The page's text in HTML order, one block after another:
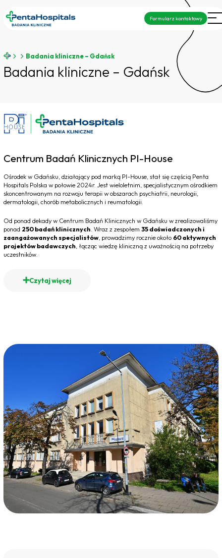
Formularz kontaktowy
Badania kliniczne – Gdańsk
Badania kliniczne – Gdańsk
Centrum Badań Klinicznych PI-House
Ośrodek w Gdańsku, działający pod marką PI-House, stał się częścią Penta
Hospitals Polska w połowie 2024r. Jest wieloletnim, specjalistycznym ośrodkiem
skoncentrowanym na rozwoju terapii w obszarach psychiatrii, neurologii,
dermatologii, chorób metabolicznych i reumatologii.
Od ponad dekady w Centrum Badań Klinicznych w Gdańsku w zrealizowaliśmy
ponad 250 badań klinicznych . Wraz z zespołem 35 doświadczonych i
zaangażowanych specjalistów , prowadzimy rocznie około 60 aktywnych
projektów badawczych , łącząc wiedzę kliniczną z uważnością na potrzeby
uczestników.
Czytaj więcej